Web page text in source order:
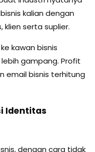
kalian dengan
klien serta suplier.
kawan bisnis
gampang. Profit
email bisnis terhitung
Identitas
dengan cara tidak